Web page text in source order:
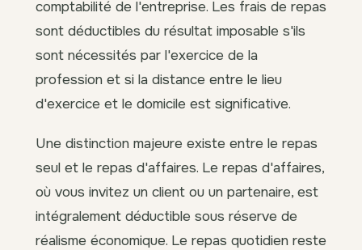
comptabilité de l'entreprise. Les frais de repas
sont déductibles du résultat imposable s'ils
sont nécessités par l'exercice de la
profession et si la distance entre le lieu
d'exercice et le domicile est significative.
Une distinction majeure existe entre le repas
seul et le repas d'affaires. Le repas d'affaires,
où vous invitez un client ou un partenaire, est
intégralement déductible sous réserve de
réalisme économique. Le repas quotidien reste